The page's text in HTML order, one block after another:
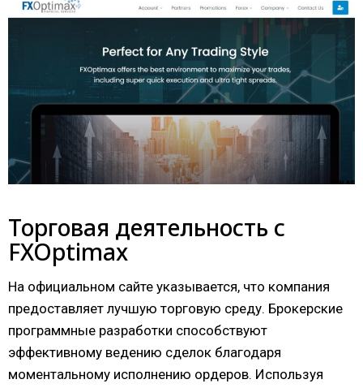
Торговая деятельность с
FXOptimax
На официальном сайте указывается, что компания
предоставляет лучшую торговую среду. Брокерские
программные разработки способствуют
эффективному ведению сделок благодаря
моментальному исполнению ордеров. Используя